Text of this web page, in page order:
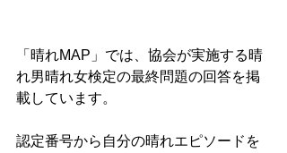
「晴れMAP」では、協会が実施する晴
れ男晴れ女検定の最終問題の回答を掲
載しています。
認定番号から自分の晴れエピソードを